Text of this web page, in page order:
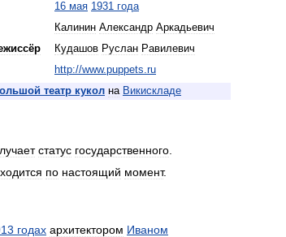
16 мая 1931 года
Калинин Александр Аркадьевич
Кудашов Руслан Равилевич
http://www.puppets.ru
театр кукол на Викискладе
статус государственного
по настоящий момент.
годах архитектором Иваном